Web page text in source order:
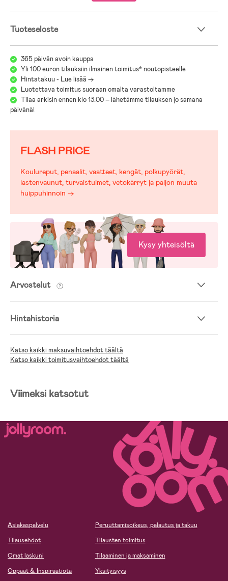
Tuoteseloste
365 päivän avoin kauppa
Yli 100 euron tilauksiin ilmainen toimitus* noutopisteelle
Hintatakuu - Lue lisää ->
Luotettava toimitus suoraan omalta varastoltamme
Tilaa arkisin ennen klo 13.00 – lähetämme tilauksen jo samana
päivänä!
FLASH PRICE
Koulureput, penaalit, vaatteet, kengät, polkupyörät,
lastenvaunut, turvaistuimet, vetokärryt ja paljon muuta
huippuhinnoin →
Kysy yhteisöltä
Arvostelut
Hintahistoria
Katso kaikki maksuvaihtoehdot täältä
Katso kaikki toimitusvaihtoehdot täältä
Viimeksi katsotut
Asiakaspalvelu
Tilausehdot
Omat laskuni
Oppaat & Inspiraatiota
Peruuttamisoikeus, palautus ja takuu
Tilausten toimitus
Tilaaminen ja maksaminen
Yksityisyys